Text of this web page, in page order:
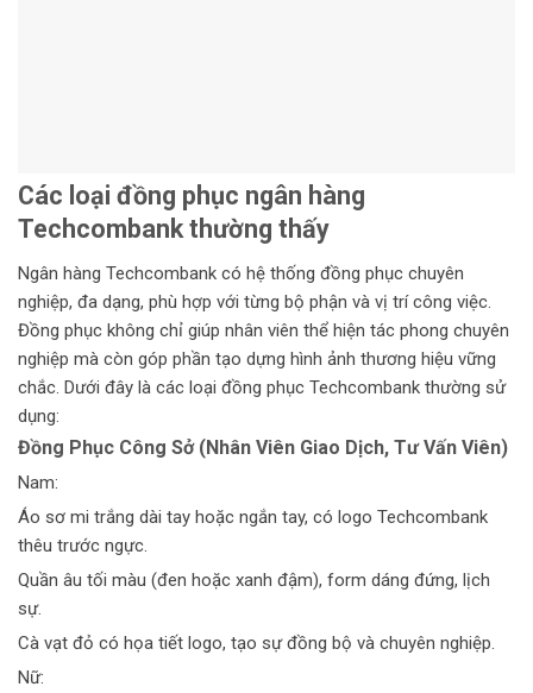
Các loại đồng phục ngân hàng
Techcombank thường thấy
Ngân hàng Techcombank có hệ thống đồng phục chuyên
nghiệp, đa dạng, phù hợp với từng bộ phận và vị trí công việc.
Đồng phục không chỉ giúp nhân viên thể hiện tác phong chuyên
nghiệp mà còn góp phần tạo dựng hình ảnh thương hiệu vững
chắc. Dưới đây là các loại đồng phục Techcombank thường sử
dụng:
Đồng Phục Công Sở (Nhân Viên Giao Dịch, Tư Vấn Viên)
Nam:
Áo sơ mi trắng dài tay hoặc ngắn tay, có logo Techcombank
thêu trước ngực.
Quần âu tối màu (đen hoặc xanh đậm), form dáng đứng, lịch
sự.
Cà vạt đỏ có họa tiết logo, tạo sự đồng bộ và chuyên nghiệp.
Nữ: